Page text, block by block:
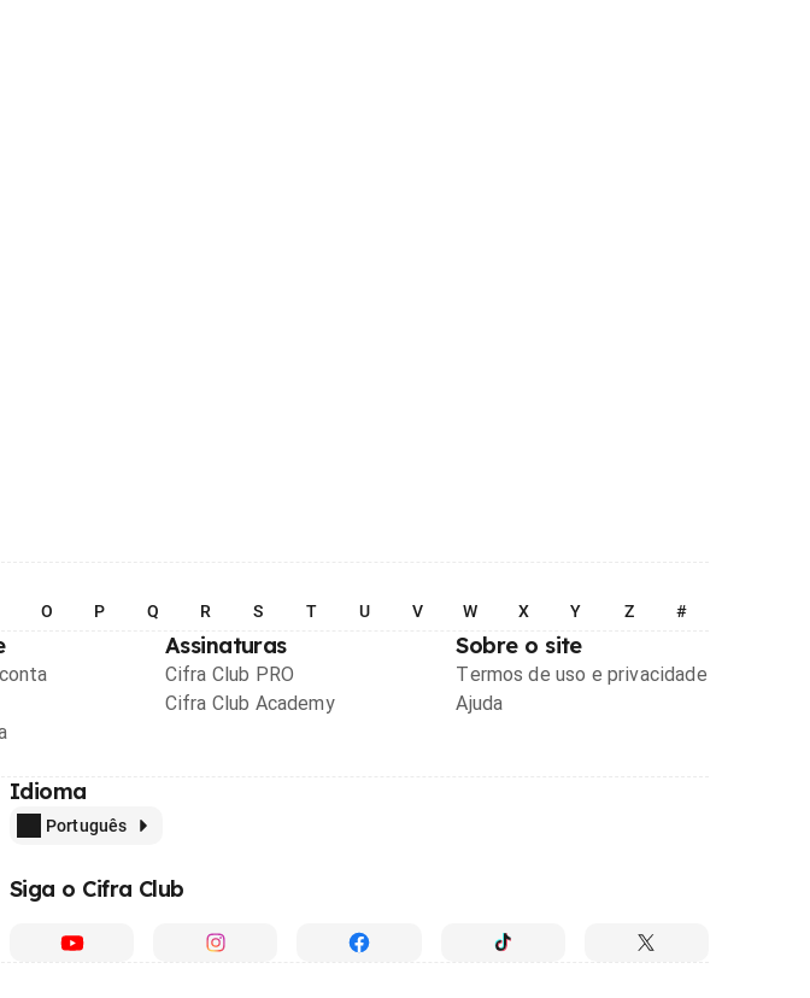
O P Q R S T U V W X Y Z #
Assinaturas
Cifra Club PRO
Cifra Club Academy
Sobre o site
Termos de uso e privacidade
Ajuda
Idioma
Português
Siga o Cifra Club